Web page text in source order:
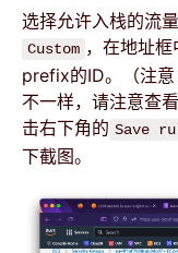
选择允许入栈的流
Custom ，在地址
prefix的ID。（注
不一样，请注意查
击右下角的 Save
下截图。